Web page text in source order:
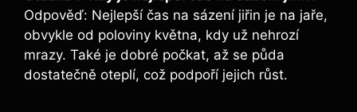
Odpověď: Nejlepší čas na sázení jiřin je na jaře,
obvykle od poloviny května, kdy už nehrozí
mrazy. Také je dobré počkat, až se půda
dostatečně oteplí, což podpoří jejich růst.